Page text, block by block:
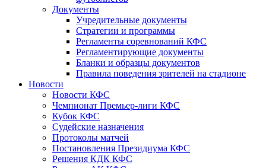
Документы
Учредительные документы
Стратегии и программы
Регламенты соревнований КФС
Регламентирующие документы
Бланки и образцы документов
Правила поведения зрителей на стадионе
Новости
Новости КФС
Чемпионат Премьер-лиги КФС
Кубок КФС
Судейские назначения
Протоколы матчей
Постановления Президиума КФС
Решения КДК КФС